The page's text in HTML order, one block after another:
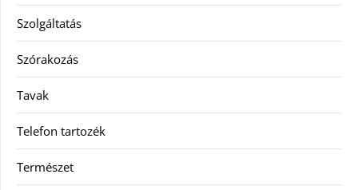
Szolgáltatás
Szórakozás
Tavak
Telefon tartozék
Természet